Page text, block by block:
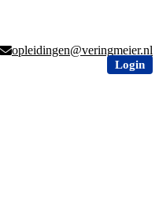
opleidingen@veringmeier.nl
Login